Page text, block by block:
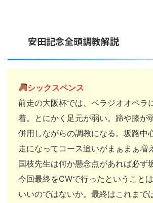
安田記念全頭調教解説
シックスペンス
前走の大阪杯では、ベラジオオペラ
着。とにかく足元が弱い。蹄や膝が
併用しながらの調教になる。坂路中
走になってコース追いがまぁまぁ増
国枝先生は何か懸念点があれば必ず
今回最終をCWで行ったということ
いいのではないか。最終はこれまで